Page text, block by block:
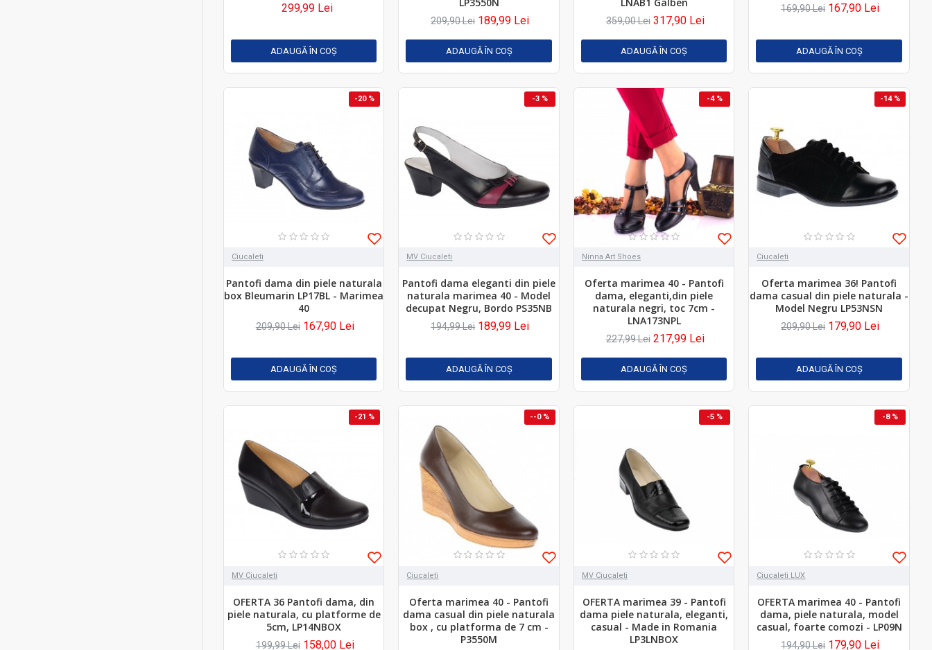
299,99 Lei
ADAUGĂ ÎN COŞ
209,90 Lei 189,99 Lei
ADAUGĂ ÎN COŞ
359,00 Lei 317,90 Lei
ADAUGĂ ÎN COŞ
169,90 Lei 167,90 Lei
ADAUGĂ ÎN COŞ
-20 %
Ciucaleti
Pantofi dama din piele naturala
box Bleumarin LP17BL - Marimea
40
209,90 Lei 167,90 Lei
ADAUGĂ ÎN COŞ
-3 %
MV Ciucaleti
Pantofi dama eleganti din piele
naturala marimea 40 - Model
decupat Negru, Bordo PS35NB
194,99 Lei 189,99 Lei
ADAUGĂ ÎN COŞ
-4 %
Ninna Art Shoes
Oferta marimea 40 - Pantofi
dama, eleganti,din piele
naturala negri, toc 7cm -
LNA173NPL
227,99 Lei 217,99 Lei
ADAUGĂ ÎN COŞ
-14 %
Ciucaleti
Oferta marimea 36! Pantofi
dama casual din piele naturala -
Model Negru LP53NSN
209,90 Lei 179,90 Lei
ADAUGĂ ÎN COŞ
-21 %
MV Ciucaleti
OFERTA 36 Pantofi dama, din
piele naturala, cu platforme de
5cm, LP14NBOX
199,99 Lei 158,00 Lei
--0 %
Ciucaleti
Oferta marimea 40 - Pantofi
dama casual din piele naturala
box , cu platforma de 7 cm -
P3550M
-5 %
MV Ciucaleti
OFERTA marimea 39 - Pantofi
dama piele naturala, eleganti,
casual - Made in Romania
LP3LNBOX
-8 %
Ciucaleti LUX
OFERTA marimea 40 - Pantofi
dama, piele naturala, model
casual, foarte comozi - LP09N
194,90 Lei 179,90 Lei